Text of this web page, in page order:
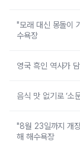
"모래 대신 몽돌이
수욕장
영국 흑인 역사가
음식 맛 없기로 ‘소
"8월 23일까지 개
해 해수욕장